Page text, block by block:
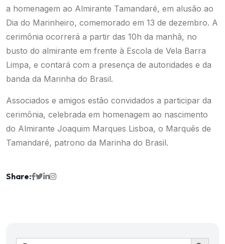
a homenagem ao Almirante Tamandaré, em alusão ao
Dia do Marinheiro, comemorado em 13 de dezembro. A
cerimônia ocorrerá a partir das 10h da manhã, no
busto do almirante em frente à Escola de Vela Barra
Limpa, e contará com a presença de autoridades e da
banda da Marinha do Brasil.
Associados e amigos estão convidados a participar da
cerimônia, celebrada em homenagem ao nascimento
do Almirante Joaquim Marques Lisboa, o Marquês de
Tamandaré, patrono da Marinha do Brasil.
Share:
Ir